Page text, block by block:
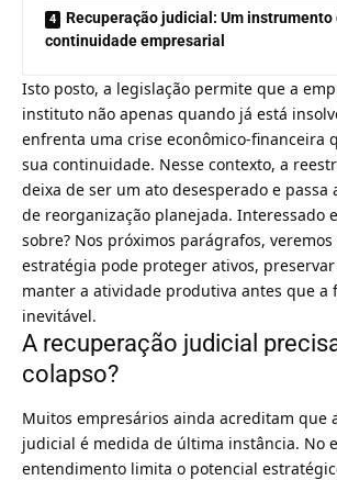
Recuperação judicial: Um instrumento
continuidade empresarial
Isto posto, a legislação permite que a
instituto não apenas quando já está
enfrenta uma crise econômico-financeira
sua continuidade. Nesse contexto, a
deixa de ser um ato desesperado e
de reorganização planejada. Interessado
sobre? Nos próximos parágrafos, veremos
estratégia pode proteger ativos,
manter a atividade produtiva antes que a
inevitável.
A recuperação judicial
colapso?
Muitos empresários ainda acreditam que
judicial é medida de última instância. No
entendimento limita o potencial